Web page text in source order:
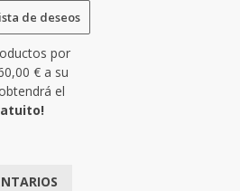
de deseos
por
€a su
el